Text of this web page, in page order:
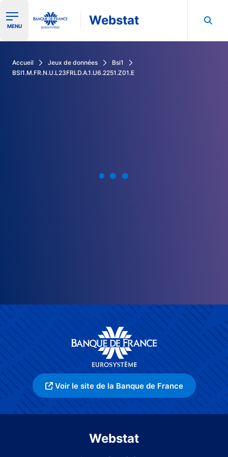
Ouvrir le menu de navigation
MENU Webstat
Accueil Jeux de données
Bsi1
BSI1.M.FR.N.U.L23FRLD.A.1.U6.2251.Z01.E
Voir le site de la Banque de France
Webstat